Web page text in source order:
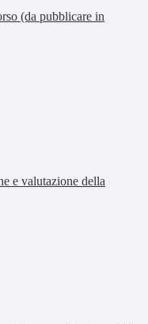
(da pubblicare in
e valutazione della